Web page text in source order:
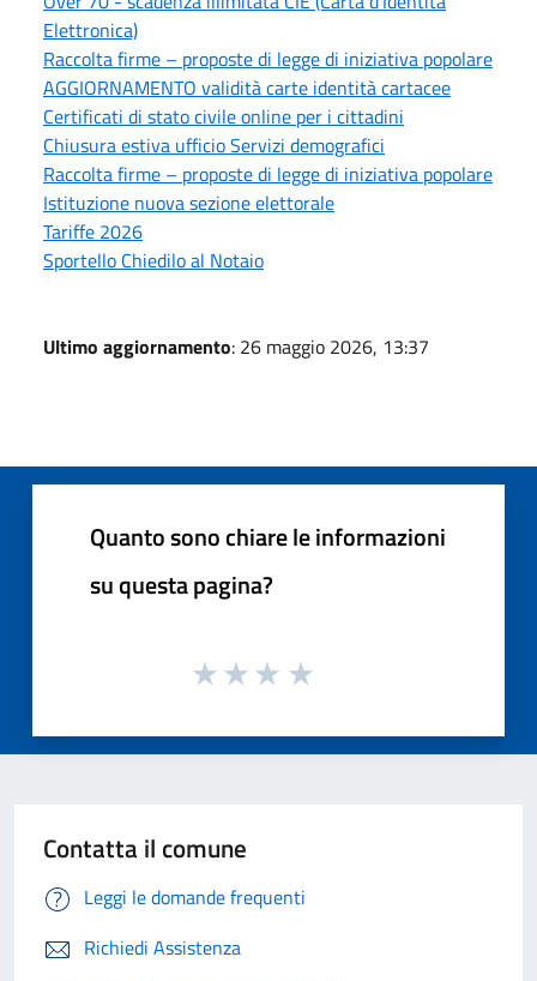
Elettronica)
Raccolta firme – proposte di legge di iniziativa popolare
AGGIORNAMENTO validità carte identità cartacee
Certificati di stato civile online per i cittadini
Chiusura estiva ufficio Servizi demografici
Raccolta firme – proposte di legge di iniziativa popolare
Istituzione nuova sezione elettorale
Tariffe 2026
Sportello Chiedilo al Notaio
Ultimo aggiornamento: 26 maggio 2026, 13:37
Quanto sono chiare le informazioni
su questa pagina?
Contatta il comune
Leggi le domande frequenti
Richiedi Assistenza